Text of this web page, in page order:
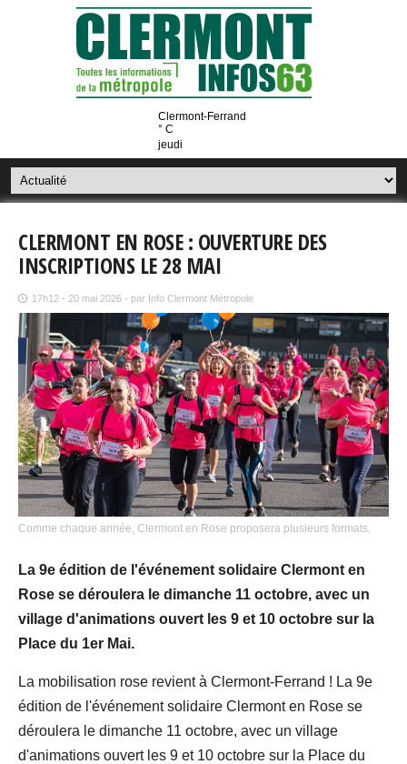
Clermont-Ferrand
° C
jeudi
CLERMONT EN ROSE : OUVERTURE DES
INSCRIPTIONS LE 28 MAI
17h12 - 20 mai 2026 - par Info Clermont Métropole
Comme chaque année, Clermont en Rose proposera plusieurs formats.
La 9e édition de l'événement solidaire Clermont en
Rose se déroulera le dimanche 11 octobre, avec un
village d'animations ouvert les 9 et 10 octobre sur la
Place du 1er Mai.
La mobilisation rose revient à Clermont-Ferrand ! La 9e
édition de l'événement solidaire Clermont en Rose se
déroulera le dimanche 11 octobre, avec un village
d'animations ouvert les 9 et 10 octobre sur la Place du